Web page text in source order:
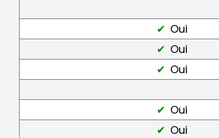
Oui
Oui
Oui
Oui
Oui